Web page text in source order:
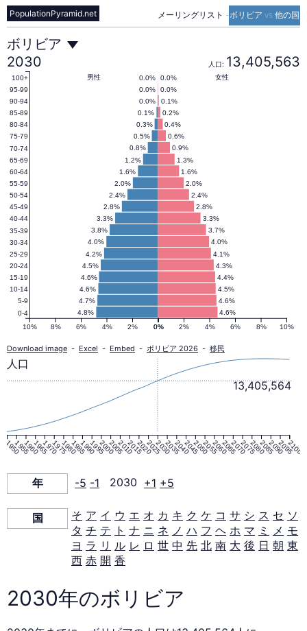
メーリングリスト -ボリビア vs 他の国
PopulationPyramid.net
ボ
リ
ビ
ア
の
人
口
ピ
ラ
ミ
ッ
ド
2030
年
ボリビア
2030
人口: 13,405,563
4.6%
4.8%
4.6%
4.7%
4.5%
4.6%
4.4%
4.6%
4.3%
4.5%
4.1%
4.2%
4.0%
4.0%
3.7%
3.8%
3.3%
3.3%
2.8%
2.8%
2.4%
2.4%
2.0%
2.0%
1.6%
1.6%
1.3%
1.2%
0.9%
0.8%
0.6%
0.5%
0.4%
0.3%
0.2%
0.1%
0.1%
0.0%
0.0%
0.0%
0.0%
0.0% 女性
男性
0% 2% 4% 6% 8% 10%
10% 8% 6% 4% 2% 0%
0-4
5-9
10-14
15-19
20-24
25-29
30-34
35-39
40-44
45-49
50-54
55-59
60-64
65-69
70-74
75-79
80-84
85-89
90-94
95-99
100+
Download image - Excel - Embed - ボリビア 2026 - 移民
1950195519601965197019751980198519901995200020052010201520202025203020352040204520502055206020652070207520802085209020952100
13,405,564
人口
年 -5 -1 2030 +1 +5
国 そ ア イ ウ エ オ カ キ ク ケ コ サ シ ス セ ソ
タ チ テ ト ナ ニ ネ ノ ハ フ ヘ ホ マ ミ メ モ
ヨ ラ リ ル レ ロ 世 中 先 北 南 大 後 日 朝 東
西 赤 開 香
2030年のボリビア